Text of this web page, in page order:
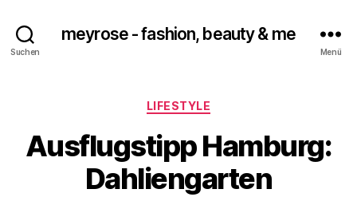
Suchen
meyrose - fashion, beauty & me
Menü
Kategorien
LIFESTYLE
Ausflugstipp Hamburg:
Dahliengarten